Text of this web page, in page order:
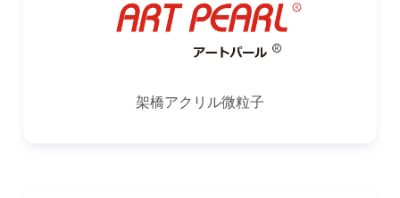
架橋アクリル微粒子